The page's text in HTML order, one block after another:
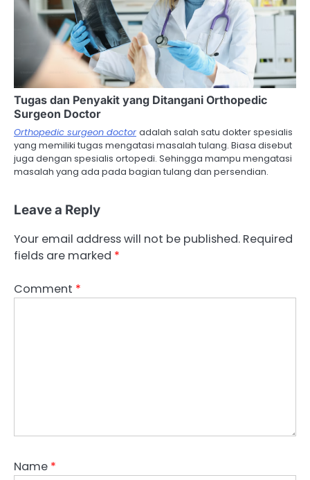
Tugas dan Penyakit yang Ditangani Orthopedic
Surgeon Doctor
Orthopedic surgeon doctor adalah salah satu dokter spesialis
yang memiliki tugas mengatasi masalah tulang. Biasa disebut
juga dengan spesialis ortopedi. Sehingga mampu mengatasi
masalah yang ada pada bagian tulang dan persendian.
Leave a Reply
Your email address will not be published. Required
fields are marked *
Comment *
Name *